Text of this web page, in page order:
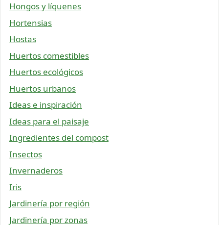
Hongos y líquenes
Hortensias
Hostas
Huertos comestibles
Huertos ecológicos
Huertos urbanos
Ideas e inspiración
Ideas para el paisaje
Ingredientes del compost
Insectos
Invernaderos
Iris
Jardinería por región
Jardinería por zonas